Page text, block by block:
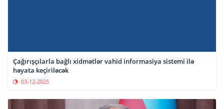
Çağırışçılarla bağlı xidmətlər vahid informasiya sistemi ilə
həyata keçiriləcək
03-12-2025